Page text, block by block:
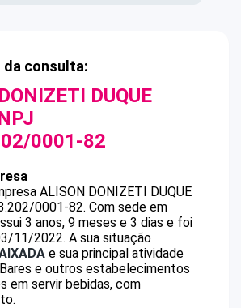
da consulta:
DUQUE
0001-82
ALISON DONIZETI DUQUE
0001-82. Com sede em
3 anos, 9 meses e 3 dias e foi
11/2022. A sua situação
e sua principal atividade
e outros estabelecimentos
em servir bebidas, com